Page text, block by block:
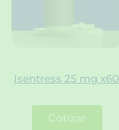
Isentress 25 mg x60
Cotizar